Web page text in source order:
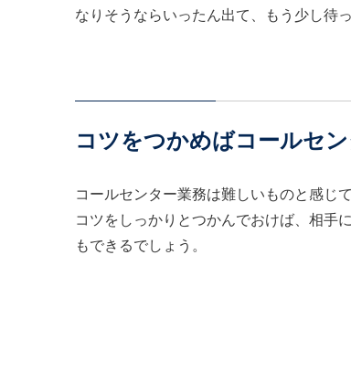
なりそうならいったん出て、もう少し待
コツをつかめばコールセ
コールセンター業務は難しいものと感じ
コツをしっかりとつかんでおけば、相手
もできるでしょう。